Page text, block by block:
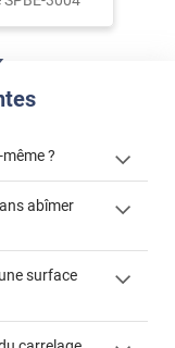
?
adhésif ? »
abîmer
surface